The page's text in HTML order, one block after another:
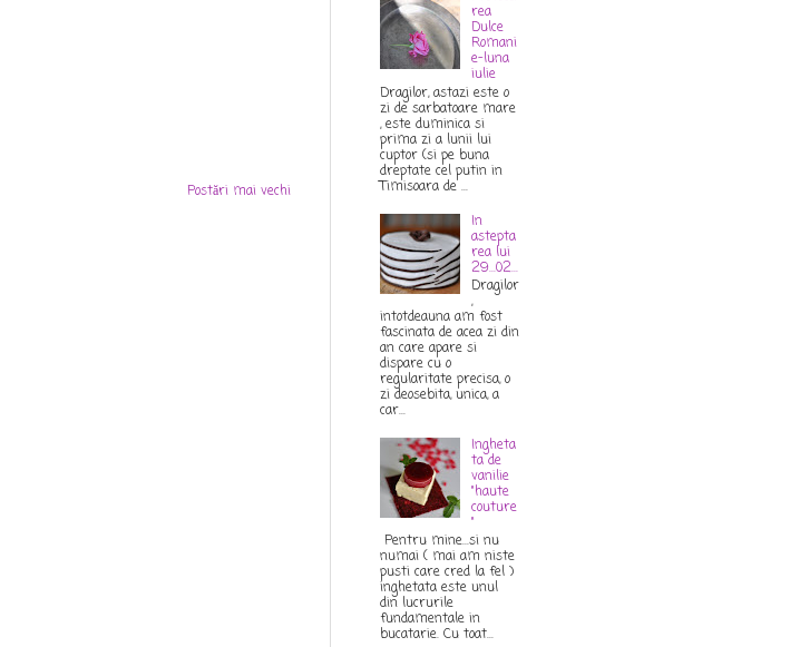
Postări mai vechi
rea
Dulce
Romani
e-luna
iulie
Dragilor, astazi este o
zi de sarbatoare mare
, este duminica si
prima zi a lunii lui
cuptor (si pe buna
dreptate cel putin in
Timisoara de ...
In
astepta
rea lui
29...02...
Dragilor
,
intotdeauna am fost
fascinata de acea zi din
an care apare si
dispare cu o
regularitate precisa, o
zi deosebita, unica, a
car...
Ingheta
ta de
vanilie
"haute
couture
"
Pentru mine...si nu
numai ( mai am niste
pusti care cred la fel )
inghetata este unul
din lucrurile
fundamentale in
bucatarie. Cu toat...